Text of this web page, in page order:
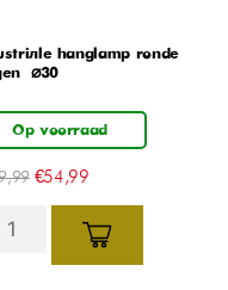
hanglamp ronde
– ⌀30
Op voorraad
€54,99